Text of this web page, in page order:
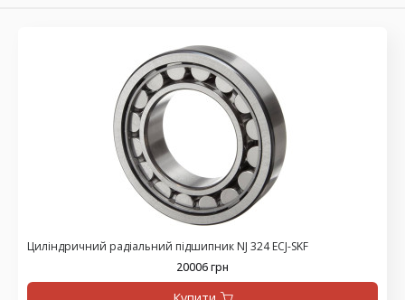
Циліндричний радіальний підшипник NJ 324 ECJ-SKF
20006 грн